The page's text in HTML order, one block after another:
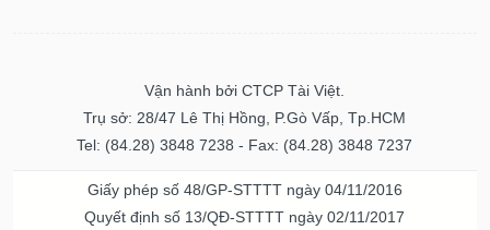
Vận hành bởi CTCP Tài Việt.
Trụ sở: 28/47 Lê Thị Hồng, P.Gò Vấp, Tp.HCM
Tel: (84.28) 3848 7238 - Fax: (84.28) 3848 7237
Giấy phép số 48/GP-STTTT ngày 04/11/2016
Quyết định số 13/QĐ-STTTT ngày 02/11/2017